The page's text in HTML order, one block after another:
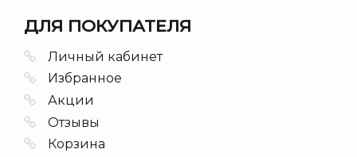
ДЛЯ ПОКУПАТЕЛЯ
Личный кабинет
Избранное
Акции
Отзывы
Корзина